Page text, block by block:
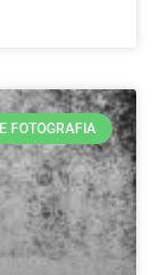
FOTOGRAFIA